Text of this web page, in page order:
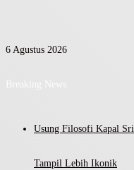
6 Agustus 2026
Breaking News
Usung Filosofi Kapal
Tampil Lebih Ikonik